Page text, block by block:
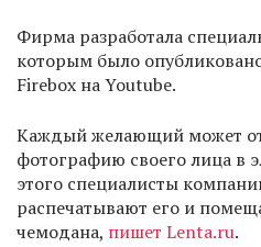
Фирма разработала
которым было
Firebox на Youtube.
Каждый желающий может
фотографию своего лица в
этого специалисты
распечатывают его и
чемодана, пишет Lenta.ru.